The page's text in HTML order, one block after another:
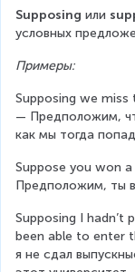
Supposing или
условных
Примеры:
Supposing we
— Предположим,
как мы тогда
Suppose you won
Предположим, ты
Supposing I hadn’t
been able to enter
я не сдал